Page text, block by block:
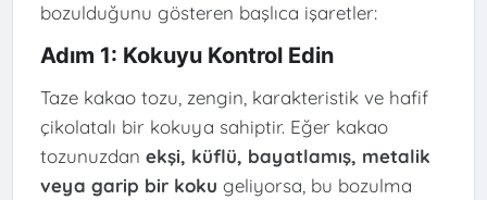
bozulduğunu gösteren başlıca işaretler:
Adım 1: Kokuyu Kontrol Edin
Taze kakao tozu, zengin, karakteristik ve hafif
çikolatalı bir kokuya sahiptir. Eğer kakao
tozunuzdan ekşi, küflü, bayatlamış, metalik
veya garip bir koku geliyorsa, bu bozulma